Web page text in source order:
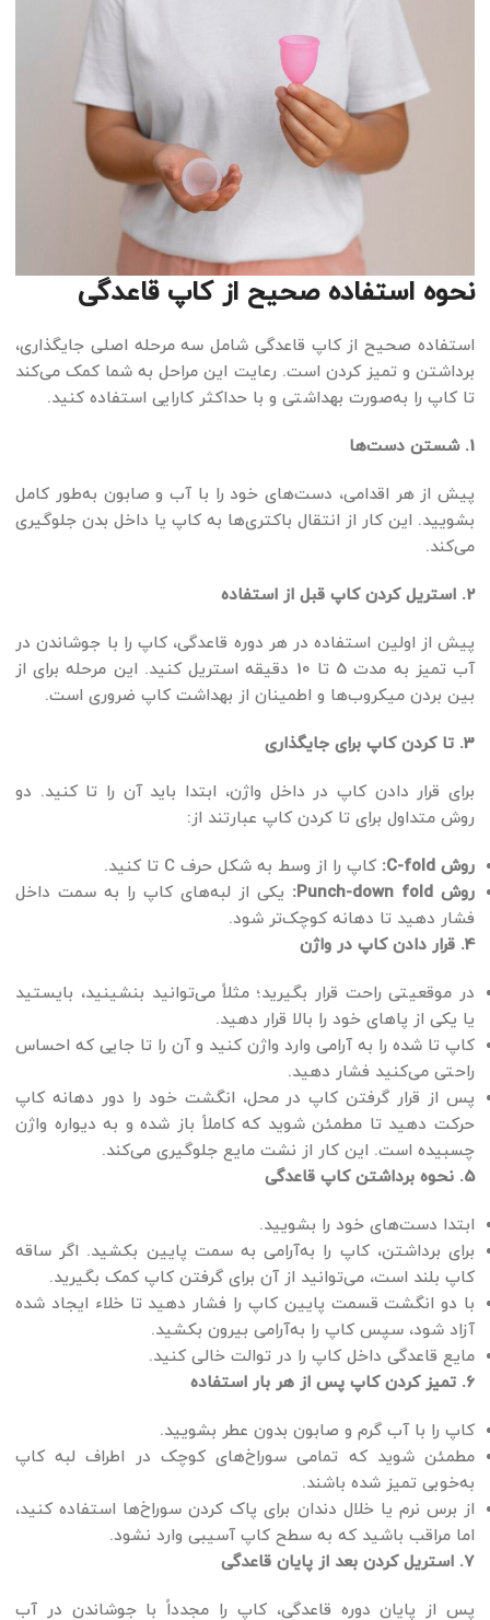
نحوه استفاده صحیح از کاپ قاعدگی
استفاده صحیح از کاپ قاعدگی شامل سه مرحله اصلی جایگذاری،
برداشتن و تمیز کردن است. رعایت این مراحل به شما کمک می‌کند
تا کاپ را به‌صورت بهداشتی و با حداکثر کارایی استفاده کنید.
1. شستن دست‌ها
پیش از هر اقدامی، دست‌های خود را با آب و صابون به‌طور کامل
بشویید. این کار از انتقال باکتری‌ها به کاپ یا داخل بدن جلوگیری
می‌کند.
2. استریل کردن کاپ قبل از استفاده
پیش از اولین استفاده در هر دوره قاعدگی، کاپ را با جوشاندن در
آب تمیز به مدت 5 تا 10 دقیقه استریل کنید. این مرحله برای از
بین بردن میکروب‌ها و اطمینان از بهداشت کاپ ضروری است.
3. تا کردن کاپ برای جایگذاری
برای قرار دادن کاپ در داخل واژن، ابتدا باید آن را تا کنید. دو
روش متداول برای تا کردن کاپ عبارتند از:
روش C-fold:
کاپ را از وسط به شکل حرف C تا کنید.
روش Punch-down fold:
یکی از لبه‌های کاپ را به سمت داخل
فشار دهید تا دهانه کوچک‌تر شود.
4. قرار دادن کاپ در واژن
در موقعیتی راحت قرار بگیرید؛ مثلاً می‌توانید بنشینید، بایستید
یا یکی از پاهای خود را بالا قرار دهید.
کاپ تا شده را به آرامی وارد واژن کنید و آن را تا جایی که احساس
راحتی می‌کنید فشار دهید.
پس از قرار گرفتن کاپ در محل، انگشت خود را دور دهانه کاپ
حرکت دهید تا مطمئن شوید که کاملاً باز شده و به دیواره واژن
چسبیده است. این کار از نشت مایع جلوگیری می‌کند.
5. نحوه برداشتن کاپ قاعدگی
ابتدا دست‌های خود را بشویید.
برای برداشتن، کاپ را به‌آرامی به سمت پایین بکشید. اگر ساقه
کاپ بلند است، می‌توانید از آن برای گرفتن کاپ کمک بگیرید.
با دو انگشت قسمت پایین کاپ را فشار دهید تا خلاء ایجاد شده
آزاد شود، سپس کاپ را به‌آرامی بیرون بکشید.
مایع قاعدگی داخل کاپ را در توالت خالی کنید.
6. تمیز کردن کاپ پس از هر بار استفاده
کاپ را با آب گرم و صابون بدون عطر بشویید.
مطمئن شوید که تمامی سوراخ‌های کوچک در اطراف لبه کاپ
به‌خوبی تمیز شده باشند.
از برس نرم یا خلال دندان برای پاک کردن سوراخ‌ها استفاده کنید،
اما مراقب باشید که به سطح کاپ آسیبی وارد نشود.
7. استریل کردن بعد از پایان قاعدگی
پس از پایان دوره قاعدگی، کاپ را مجدداً با جوشاندن در آب